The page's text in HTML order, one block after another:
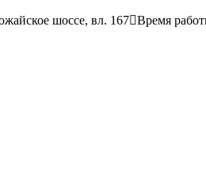
шоссе, вл. 167 Время